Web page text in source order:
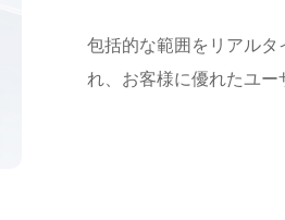
包括的な範囲をリアルタ
れ、お客様に優れたユー